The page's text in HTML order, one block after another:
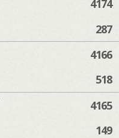
4174
287
4166
518
4165
149